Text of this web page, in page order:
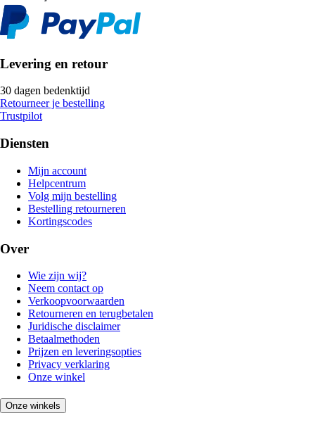
Levering en retour
30 dagen bedenktijd
Retourneer je bestelling
Trustpilot
Diensten
Mijn account
Helpcentrum
Volg mijn bestelling
Bestelling retourneren
Kortingscodes
Over
Wie zijn wij?
Neem contact op
Verkoopvoorwaarden
Retourneren en terugbetalen
Juridische disclaimer
Betaalmethoden
Prijzen en leveringsopties
Privacy verklaring
Onze winkel
Onze winkels